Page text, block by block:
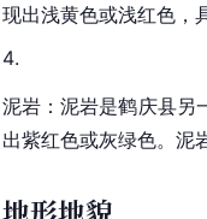
现出浅黄色或浅红色，
泥岩 ：泥岩是鹤庆县
出紫红色或灰绿色。泥